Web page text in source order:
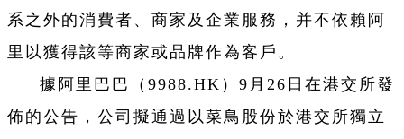
系之外的消費者、商家及企業服務，并不依賴阿
里以獲得該等商家或品牌作為客戶。
據阿里巴巴（9988.HK）9月26日在港交所發
佈的公告，公司擬通過以菜鳥股份於港交所獨立